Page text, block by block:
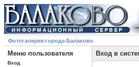
Фотогалерея города Балаково
Меню пользователя
Вход
Вход в